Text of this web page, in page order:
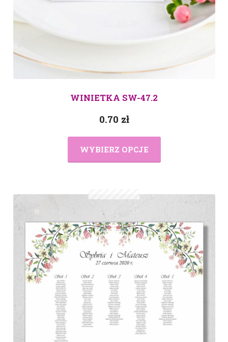
WINIETKA SW-47.2
0.70 zł
WYBIERZ OPCJE